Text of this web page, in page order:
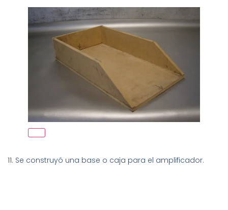
11. Se construyó una base o caja para el amplificador.